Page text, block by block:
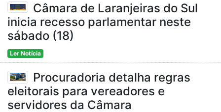
Câmara de Laranjeiras do Sul
inicia recesso parlamentar neste
sábado (18)
Ler Notícia
Procuradoria detalha regras
eleitorais para vereadores e
servidores da Câmara